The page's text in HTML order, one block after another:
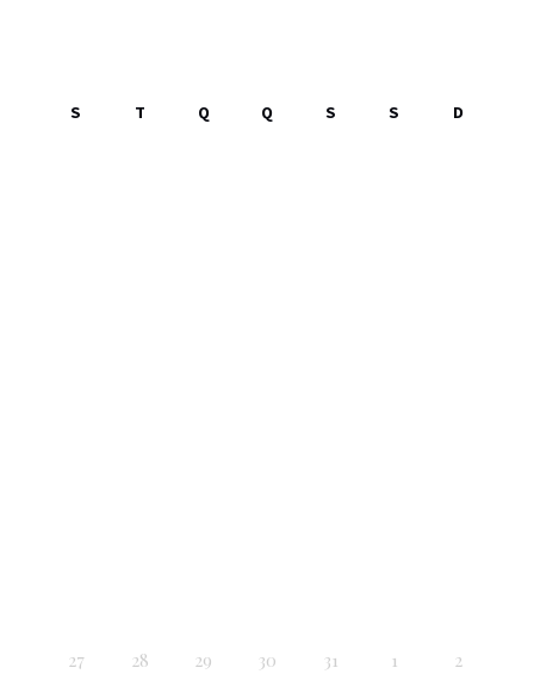
S T Q Q S S D
27 28 29 30 31 1 2